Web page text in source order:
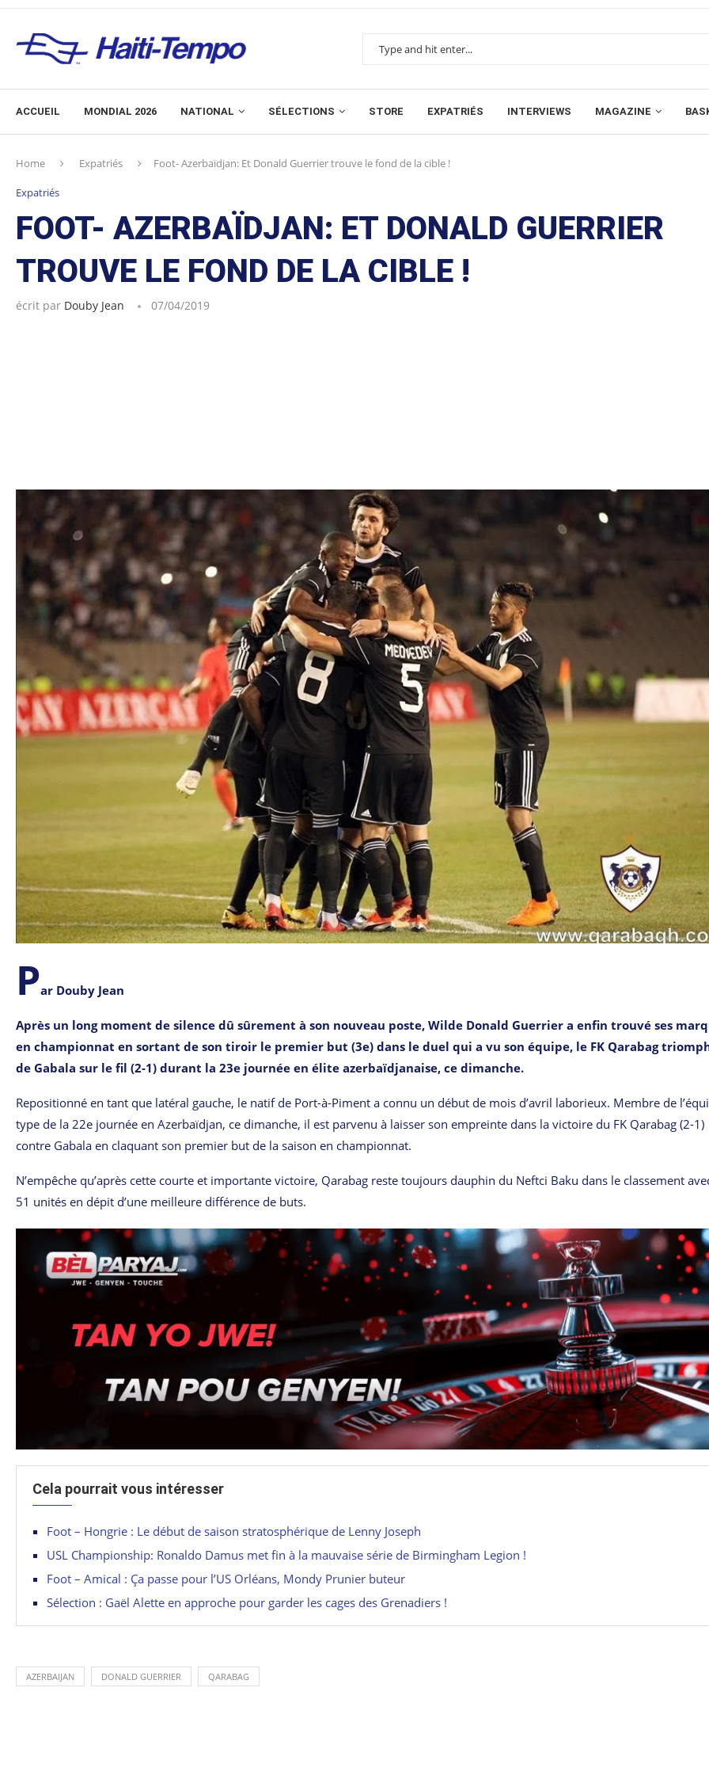
ACCUEIL MONDIAL 2026 NATIONAL SÉLECTIONS STORE EXPATRIÉS INTERVIEWS MAGAZINE
Home Expatriés Foot- Azerbaïdjan: Et Donald Guerrier trouve le fond de la cible !
Expatriés
FOOT- AZERBAÏDJAN: ET DONALD GUERRIER
TROUVE LE FOND DE LA CIBLE !
écrit par Douby Jean 07/04/2019
Par Douby Jean
Après un long moment de silence dû sûrement à son nouveau poste, Wilde Donald Guerrier a enfin trouvé ses
en championnat en sortant de son tiroir le premier but (3e) dans le duel qui a vu son équipe, le FK Qarabag
de Gabala sur le fil (2-1) durant la 23e journée en élite azerbaïdjanaise, ce dimanche.
Repositionné en tant que latéral gauche, le natif de Port-à-Piment a connu un début de mois d’avril laborieux. Membre de
type de la 22e journée en Azerbaïdjan, ce dimanche, il est parvenu à laisser son empreinte dans la victoire du FK Qarabag (2-1)
contre Gabala en claquant son premier but de la saison en championnat.
N’empêche qu’après cette courte et importante victoire, Qarabag reste toujours dauphin du Neftci Baku dans le classement
51 unités en dépit d’une meilleure différence de buts.
Cela pourrait vous intéresser
Foot – Hongrie : Le début de saison stratosphérique de Lenny Joseph
USL Championship: Ronaldo Damus met fin à la mauvaise série de Birmingham Legion !
Foot – Amical : Ça passe pour l’US Orléans, Mondy Prunier buteur
Sélection : Gaël Alette en approche pour garder les cages des Grenadiers !
AZERBAIJAN DONALD GUERRIER QARABAG